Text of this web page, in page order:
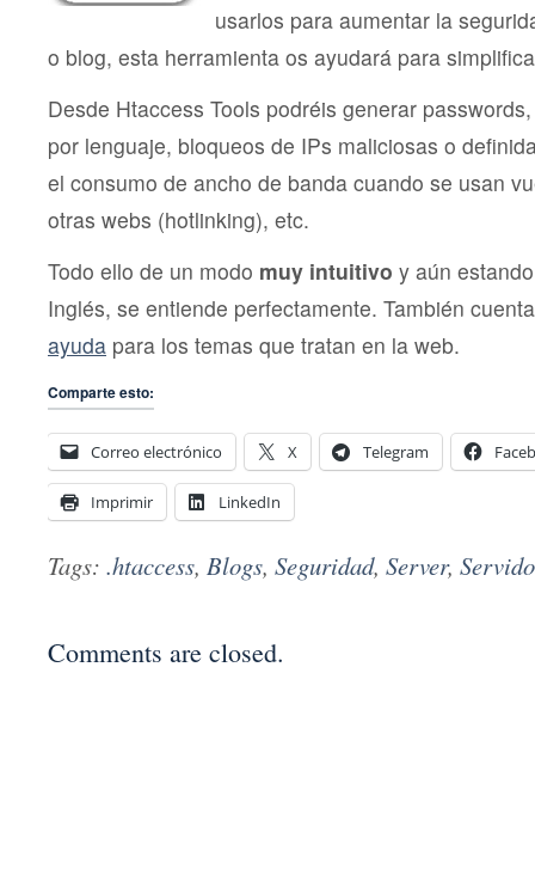
usarlos para aumentar la
o blog, esta herramienta os ayudará para
Desde Htaccess Tools podréis generar
por lenguaje, bloqueos de IPs maliciosas o
el consumo de ancho de banda cuando se usan
otras webs (hotlinking), etc.
Todo ello de un modo muy intuitivo y aún
Inglés, se entiende perfectamente. También
ayuda para los temas que tratan en la web.
Comparte esto:
Correo electrónico X Telegram
Imprimir LinkedIn
Tags: .htaccess, Blogs, Seguridad, Server,
Comments are closed.